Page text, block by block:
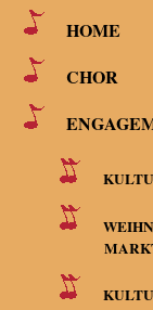
HOME
CHOR